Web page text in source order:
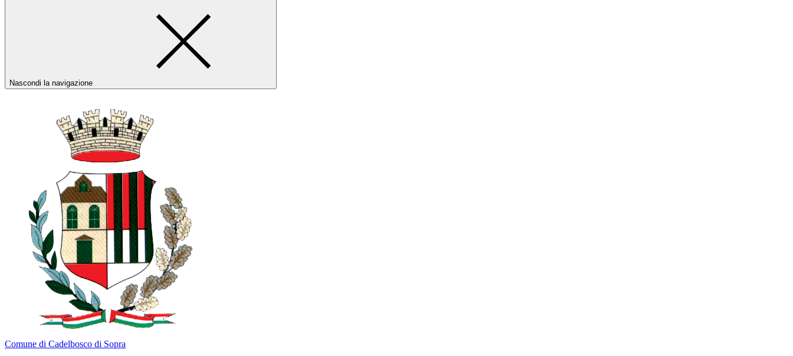
Nascondi la navigazione
Comune di Cadelbosco di Sopra